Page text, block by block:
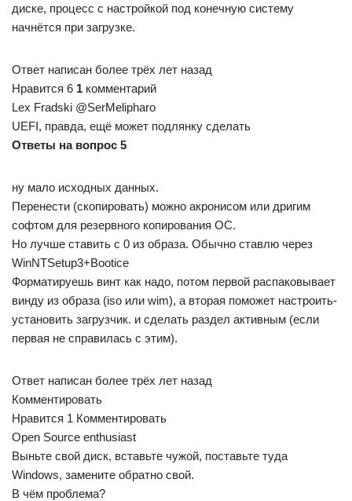
диске, процесс с настройкой под конечную систему
начнётся при загрузке.
Ответ написан более трёх лет назад
Нравится 6 1 комментарий
Lex Fradski @SerMelipharo
UEFI, правда, ещё может подлянку сделать
Ответы на вопрос 5
ну мало исходных данных.
Перенести (скопировать) можно акронисом или дригим
софтом для резервного копирования ОС.
Но лучше ставить с 0 из образа. Обычно ставлю через
WinNTSetup3+Bootice
Форматируешь винт как надо, потом первой распаковывает
винду из образа (iso или wim), а вторая поможет настроить-
установить загрузчик. и сделать раздел активным (если
первая не справилась с этим).
Ответ написан более трёх лет назад
Комментировать
Нравится 1 Комментировать
Open Source enthusiast
Выньте свой диск, вставьте чужой, поставьте туда
Windows, замените обратно свой.
В чём проблема?